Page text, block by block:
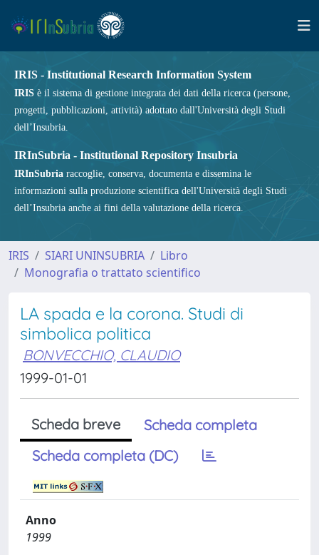
IRIS - Institutional Research Information System
IRIS è il sistema di gestione integrata dei dati della ricerca (persone,
progetti, pubblicazioni, attività) adottato dall'Università degli Studi
dell’Insubria.
IRInSubria - Institutional Repository Insubria
IRInSubria raccoglie, conserva, documenta e dissemina le
informazioni sulla produzione scientifica dell'Università degli Studi
dell’Insubria anche ai fini della valutazione della ricerca.
IRIS SIARI UNINSUBRIA
Libro
Monografia o trattato scientifico
LA spada e la corona. Studi di
simbolica politica
BONVECCHIO, CLAUDIO
1999-01-01
Scheda breve
Scheda completa
Scheda completa (DC)
Anno
1999